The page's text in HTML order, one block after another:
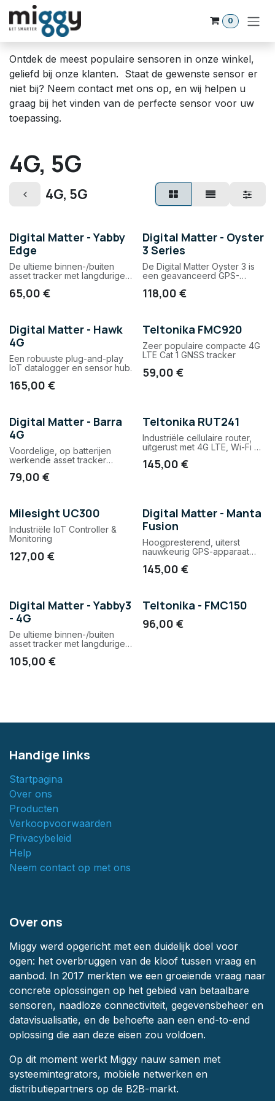
Overslaan naar inhoud
0
Ontdek de meest populaire sensoren in onze winkel,
geliefd bij onze klanten. Staat de gewenste sensor er
niet bij? Neem contact met ons op, en wij helpen u
graag bij het vinden van de perfecte sensor voor uw
toepassing.
4G, 5G
4G, 5G
Digital Matter - Yabby
Edge
De ultieme binnen-/buiten
asset tracker met langdurige
65,00 €
Digital Matter - Oyster
3 Series
De Digital Matter Oyster 3 is
een geavanceerd GPS-
beschikbaar is in
118,00 €
Digital Matter - Hawk
4G
Een robuuste plug-and-play
IoT datalogger en sensor hub.
165,00 €
Teltonika FMC920
Zeer populaire compacte 4G
LTE Cat 1 GNSS tracker
59,00 €
Digital Matter - Barra
4G
Voordelige, op batterijen
werkende asset tracker
scanning) voor binnen en
locatie engine (Edge 4G en
Core 4G only).
79,00 €
Teltonika RUT241
Industriële cellulaire router,
uitgerust met 4G LTE, Wi-Fi en
145,00 €
Milesight UC300
Industriële IoT Controller &
Monitoring
127,00 €
Digital Matter - Manta
Fusion
Hoogpresterend, uiterst
nauwkeurig GPS-apparaat
buitengebruik en Bluetooth®-
145,00 €
Digital Matter - Yabby3
- 4G
De ultieme binnen-/buiten
asset tracker met langdurige
105,00 €
Teltonika - FMC150
96,00 €
Handige links
Startpagina
Over ons
Producten
Verkoopvoorwaarden
Privacybeleid
Help
Neem contact op met ons
Over ons
Miggy werd opgericht met een duidelijk doel voor
ogen: het overbruggen van de kloof tussen vraag en
aanbod. In 2017 merkten we een groeiende vraag naar
concrete oplossingen op het gebied van betaalbare
sensoren, naadloze connectiviteit, gegevensbeheer en
datavisualisatie, en de behoefte aan een end-to-end
oplossing die aan deze eisen zou voldoen.
Op dit moment werkt Miggy nauw samen met
systeemintegrators, mobiele netwerken en
distributiepartners op de B2B-markt.